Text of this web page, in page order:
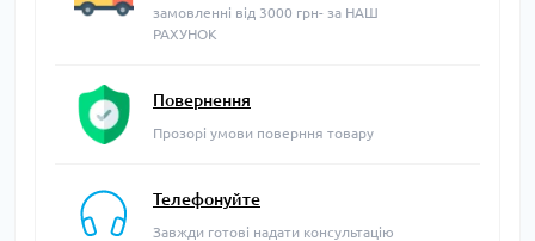
замовленні від 3000 грн- за НАШ
РАХУНОК
Повернення
Прозорі умови поверння товару
Телефонуйте
Завжди готові надати консультацію